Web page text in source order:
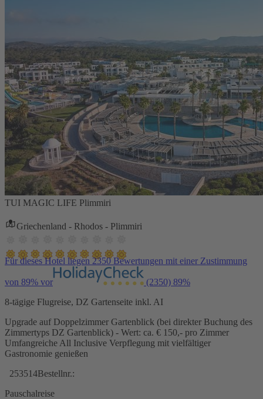
TUI MAGIC LIFE Plimmiri
Griechenland - Rhodos - Plimmiri
Für dieses Hotel liegen 2350 Bewertungen mit einer Zustimmung
von 89% vor (2350) 89%
8-tägige Flugreise, DZ Gartenseite inkl. AI
Upgrade auf Doppelzimmer Gartenblick (bei direkter Buchung des
Zimmertyps DZ Gartenblick) - Wert: ca. € 150,- pro Zimmer
Umfangreiche All Inclusive Verpflegung mit vielfältiger
Gastronomie genießen
253514Bestellnr.:
Pauschalreise